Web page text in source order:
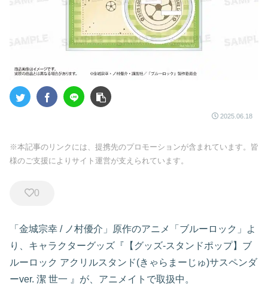
2025.06.18
※本記事のリンクには、提携先のプロモーションが含まれています。皆
様のご支援によりサイト運営が支えられています。
0
「金城宗幸 / ノ村優介」原作のアニメ「ブルーロック」よ
り、キャラクターグッズ『【グッズ-スタンドポップ】ブ
ルーロック アクリルスタンド(きゃらまーじゅ)サスペンダ
ーver. 潔 世一 』が、アニメイトで取扱中。